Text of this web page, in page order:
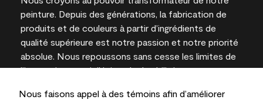
Nous faisons appel à des témoins afin d’améliorer
peinture. Depuis des générations, la fabrication de
produits et de couleurs à partir d’ingrédients de
qualité supérieure est notre passion et notre priorité
absolue. Nous repoussons sans cesse les limites de
l’innovation et privilégions la durabilité pour
l’expertise locale.